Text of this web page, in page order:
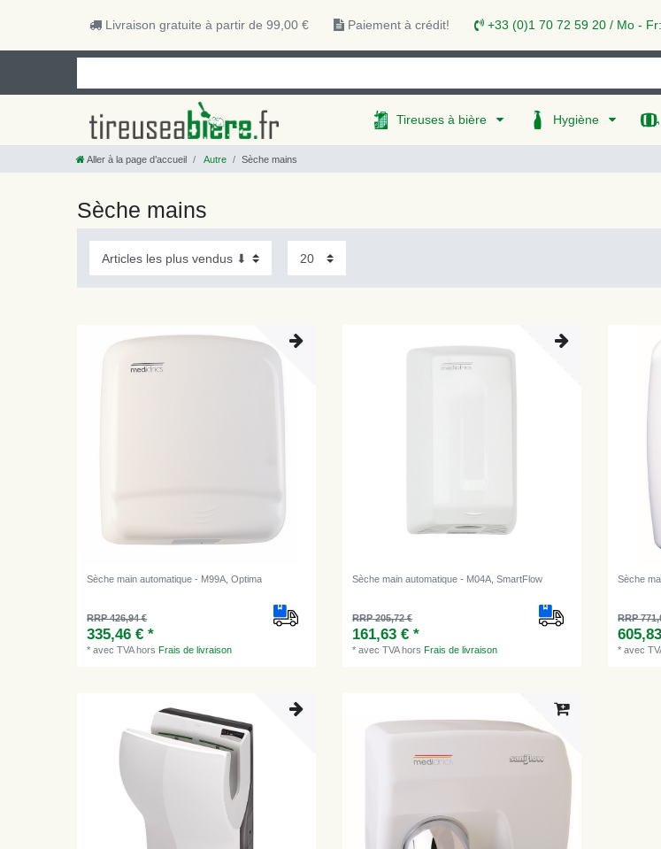
Livraison gratuite à partir de 99,00 € Paiement à crédit! +33 (0)1 70 72 59 20 / Mo -
Tireuses à bière Hygiène
Aller à la page d’accueil Autre Sèche mains
Sèche mains
Sèche main automatique - M99A, Optima
RRP 426,94 €
335,46 € *
*avec TVAhorsFrais de livraison
Sèche main automatique - M04A, SmartFlow
RRP 205,72 €
161,63 € *
*avec TVAhorsFrais de livraison
Sèche
RRP
*avec